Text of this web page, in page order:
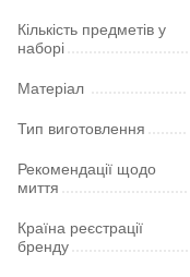
Кількість предметів у
наборі
Матеріал
Тип виготовлення
Рекомендації щодо
миття
Країна реєстрації
бренду